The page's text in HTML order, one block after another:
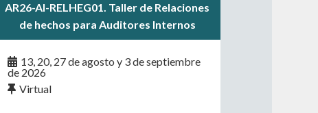
AR26-AI-RELHEG01. Taller de Relaciones
de hechos para Auditores Internos
Virtual
.
13, 20, 27 de agosto y 3 de septiembre
de 2026